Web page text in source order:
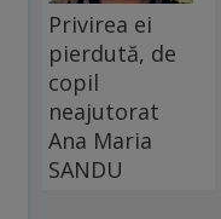
Privirea ei
pierdută, de
copil
neajutorat
Ana Maria
SANDU